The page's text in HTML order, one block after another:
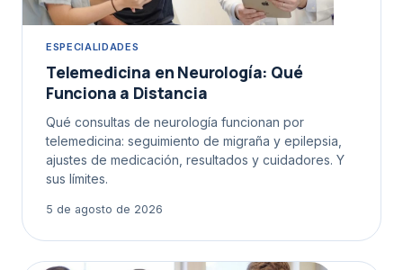
ESPECIALIDADES
Telemedicina en Neurología: Qué
Funciona a Distancia
Qué consultas de neurología funcionan por
telemedicina: seguimiento de migraña y epilepsia,
ajustes de medicación, resultados y cuidadores. Y
sus límites.
5 de agosto de 2026